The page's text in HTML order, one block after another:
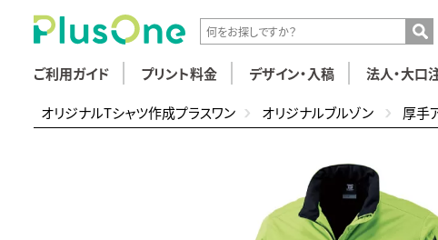
ご利用ガイド プリント料金 デザイン・入稿 法人・大口
オリジナルTシャツ作成プラスワン オリジナルブルゾン 厚手